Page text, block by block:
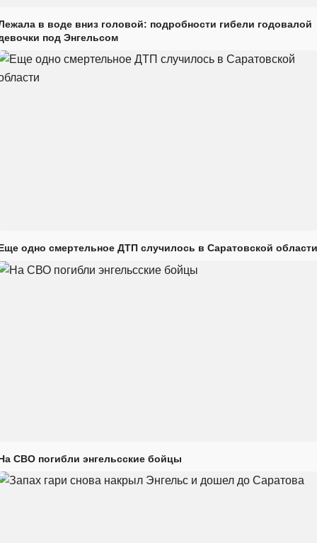
в воде вниз головой: подробности гибели годовалой
под Энгельсом
одно смертельное ДТП случилось в Саратовской области
СВО погибли энгельсские бойцы